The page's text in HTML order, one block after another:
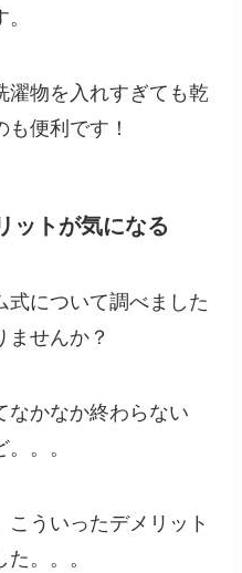
濯物を入れすぎても乾
便利です！
ットが気になる
式について調べました
ませんか？
なかなか終わらない
。。
こういったデメリット
。。。